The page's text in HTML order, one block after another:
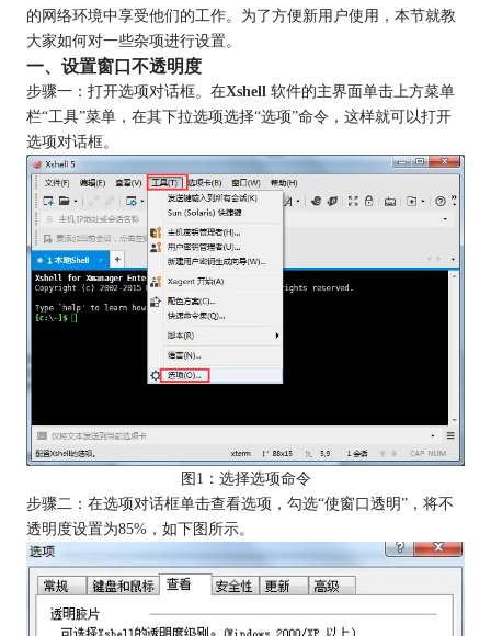
的网络环境中享受他们的工作。为了方便新用户使用，本节就教
大家如何对一些杂项进行设置。
一、设置窗口不透明度
步骤一：打开选项对话框。在Xshell 软件的主界面单击上方菜单
栏“工具”菜单，在其下拉选项选择“选项”命令，这样就可以打开
选项对话框。
图1：选择选项命令
步骤二：在选项对话框单击查看选项，勾选“使窗口透明”，将不
透明度设置为85%，如下图所示。